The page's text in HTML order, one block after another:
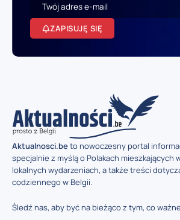
ZAPISUJĘ SIĘ
Aktualnosci.beto nowoczesny portal
specjalnie z myślą o Polakach mieszkających
lokalnych wydarzeniach, a także treści
codziennego w Belgii.
Śledź nas, aby być na bieżąco z tym, co